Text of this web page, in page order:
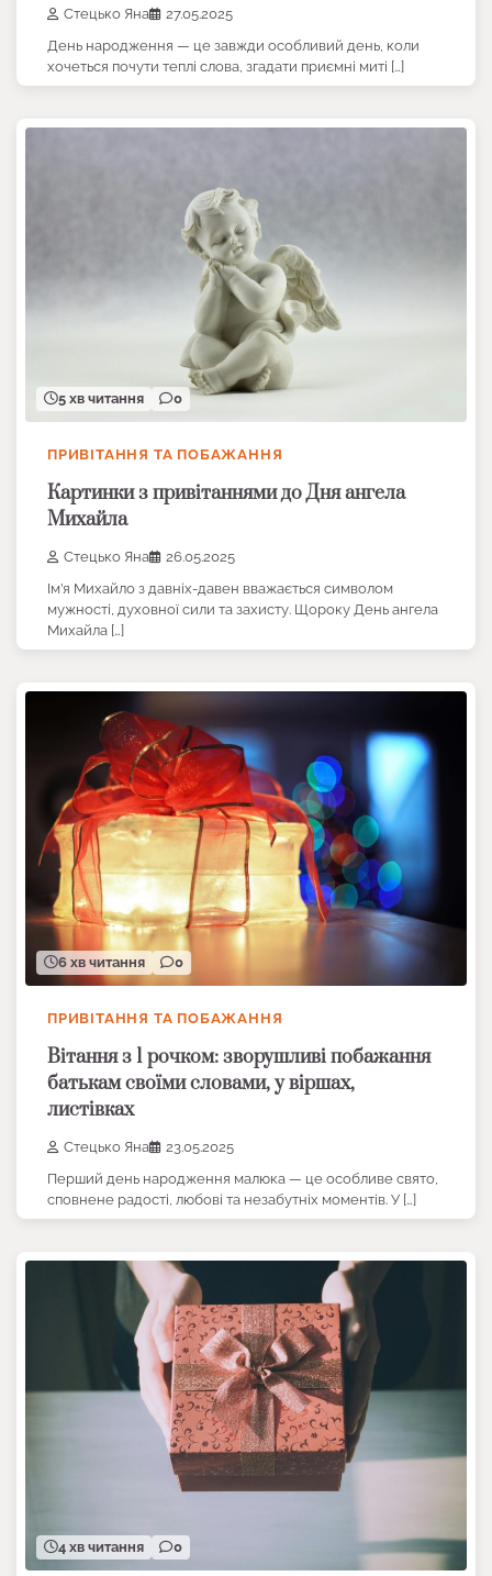
Стецько Яна
27.05.2025
День народження — це завжди особливий день, коли
хочеться почути теплі слова, згадати приємні миті […]
5 хв читання 0
ПРИВІТАННЯ ТА ПОБАЖАННЯ
Картинки з привітаннями до Дня ангела
Михайла
Стецько Яна
26.05.2025
Ім’я Михайло з давніх-давен вважається символом
мужності, духовної сили та захисту. Щороку День ангела
Михайла […]
6 хв читання 0
ПРИВІТАННЯ ТА ПОБАЖАННЯ
Вітання з 1 рочком: зворушливі побажання
батькам своїми словами, у віршах,
листівках
Стецько Яна
23.05.2025
Перший день народження малюка — це особливе свято,
сповнене радості, любові та незабутніх моментів. У […]
4 хв читання 0